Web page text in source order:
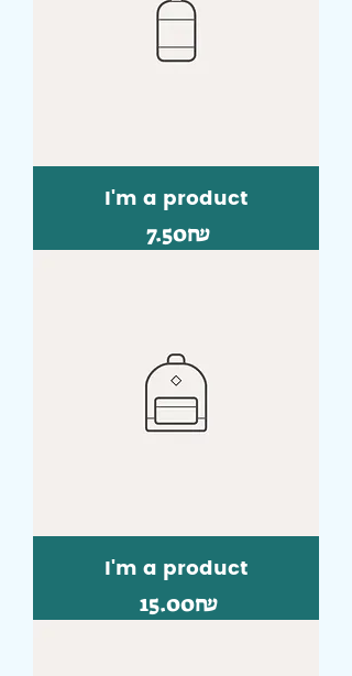
I'm a product
Price‏7.50 ‏₪
I'm a product
Price ‏15.00 ‏₪